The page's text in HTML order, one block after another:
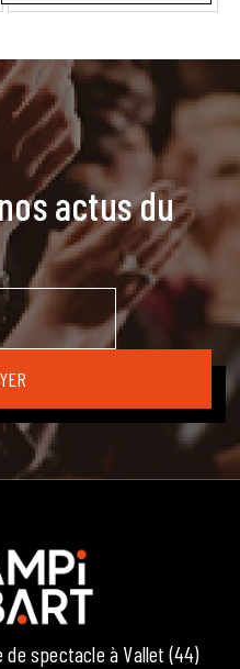
actus du
spectacle à Vallet (44)